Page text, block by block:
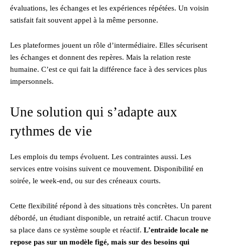
évaluations, les échanges et les expériences répétées. Un voisin
satisfait fait souvent appel à la même personne.
Les plateformes jouent un rôle d’intermédiaire. Elles sécurisent
les échanges et donnent des repères. Mais la relation reste
humaine. C’est ce qui fait la différence face à des services plus
impersonnels.
Une solution qui s’adapte aux
rythmes de vie
Les emplois du temps évoluent. Les contraintes aussi. Les
services entre voisins suivent ce mouvement. Disponibilité en
soirée, le week-end, ou sur des créneaux courts.
Cette flexibilité répond à des situations très concrètes. Un parent
débordé, un étudiant disponible, un retraité actif. Chacun trouve
sa place dans ce système souple et réactif. L’entraide locale ne
repose pas sur un modèle figé, mais sur des besoins qui